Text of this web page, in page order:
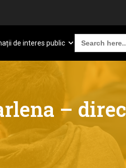
de interes public
Search
for:
–